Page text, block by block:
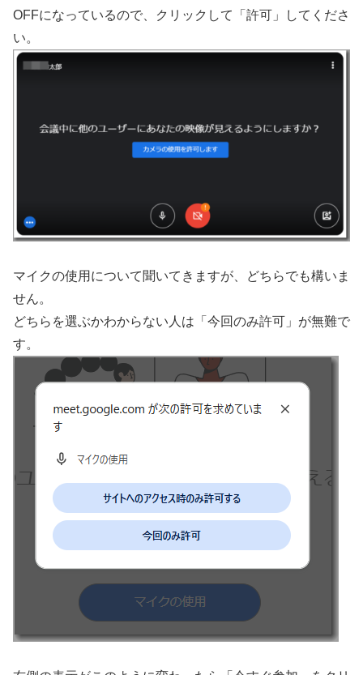
OFFになっているので、クリックして「許可」してくださ
い。
マイクの使用について聞いてきますが、どちらでも構いま
せん。
どちらを選ぶかわからない人は「今回のみ許可」が無難で
す。